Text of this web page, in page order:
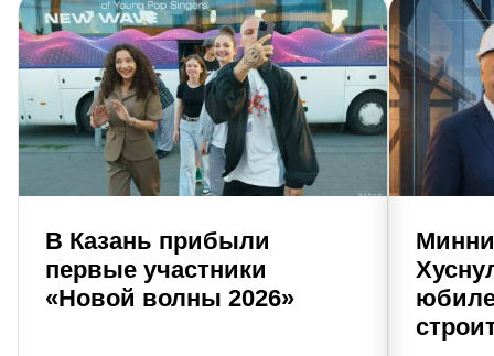
В Казань прибыли
первые участники
«Новой волны 2026»